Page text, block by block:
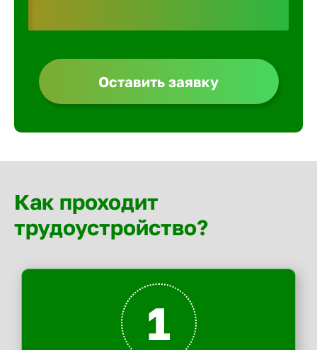
Оставить заявку
Как проходит
трудоустройство?
1